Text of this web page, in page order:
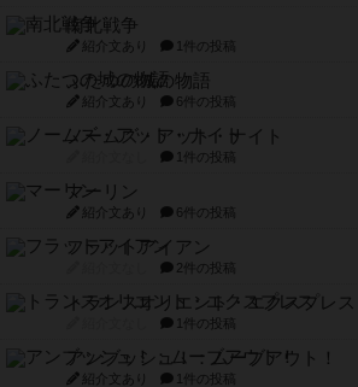
南北戦争
紹介文あり 1件の投稿
ふたつの城の物語
紹介文あり 6件の投稿
ノームズ・アット・ナイト
1件の投稿
マーリン
紹介文あり 6件の投稿
フラットアイアン
2件の投稿
トランスオリエント・エクスプレス
1件の投稿
アンブッシュ！：ムーブアウト！
紹介文あり 1件の投稿